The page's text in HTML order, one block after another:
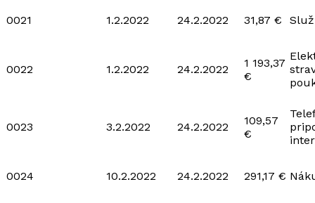
0021 1.2.2022 24.2.2022 31,87 €
0022 1.2.2022 24.2.2022
1 193,37
€
0023 3.2.2022 24.2.2022
109,57
€
0024 10.2.2022 24.2.2022 291,17 €